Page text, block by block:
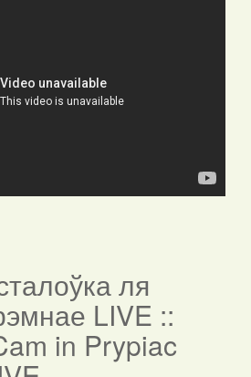
ля
LIVE ::
in Prypiac